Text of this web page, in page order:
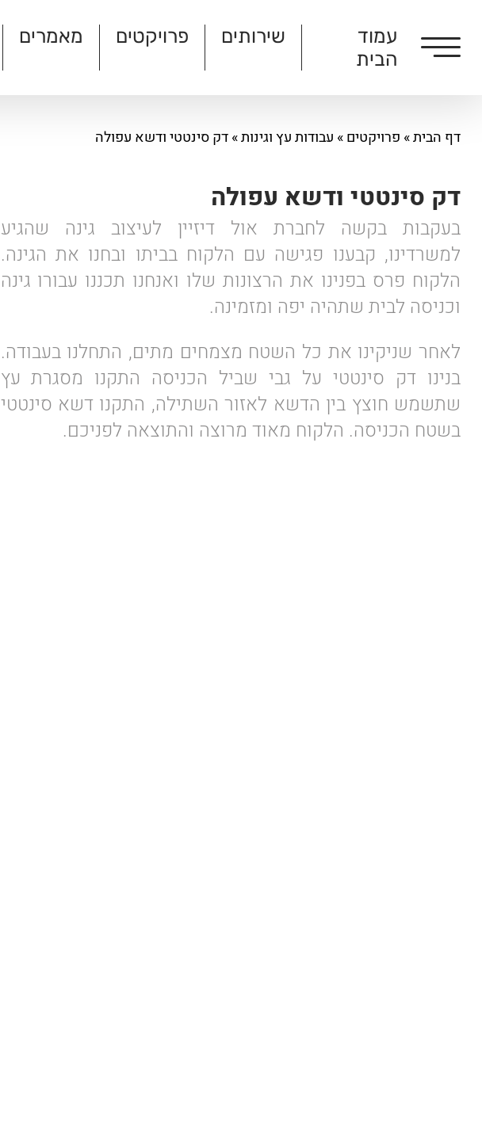
עמוד
הבית
שירותים פרויקטים מאמרים
דף הבית» פרויקטים» עבודות עץ וגינות»דק סינטטי ודשא עפולה
דק סינטטי ודשא עפולה
בעקבות בקשה לחברת אול דיזיין לעיצוב גינה שהגיע
למשרדינו, קבענו פגישה עם הלקוח בביתו ובחנו את הגינה.
הלקוח פרס בפנינו את הרצונות שלו ואנחנו תכננו עבורו גינה
וכניסה לבית שתהיה יפה ומזמינה.
לאחר שניקינו את כל השטח מצמחים מתים, התחלנו בעבודה.
בנינו דק סינטטי על גבי שביל הכניסה התקנו מסגרת עץ
שתשמש חוצץ בין הדשא לאזור השתילה, התקנו דשא סינטטי
בשטח הכניסה. הלקוח מאוד מרוצה והתוצאה לפניכם.